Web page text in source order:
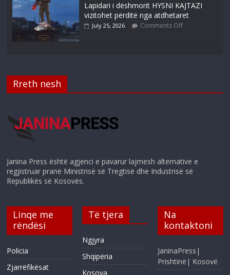
Lapidari i dëshmorit HYSNI KAJTAZI
vizitohet përditë nga atdhetaret
July 25, 2026 Comments Off
Rreth nesh
Janina Press është agjenci e pavarur lajmesh alternative e
regjistruar pranë Ministrisë së Tregtisë dhe Industrisë së
Republikës së Kosovës.
Linqe me
rëndësi
Policia
Zjarrëfikësat
Të tjera
Ngjyra
Shqipëria
Kosova
Na
kontaktoni
JaninaPress|
Prishtinë| Kosovë